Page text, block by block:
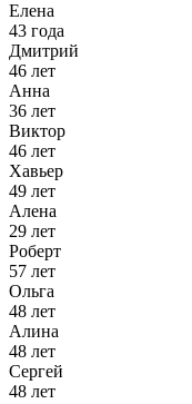
Елена
43 года
Дмитрий
46 лет
Анна
36 лет
Виктор
46 лет
Хавьер
49 лет
Алена
29 лет
Роберт
57 лет
Ольга
48 лет
Алина
48 лет
Сергей
48 лет